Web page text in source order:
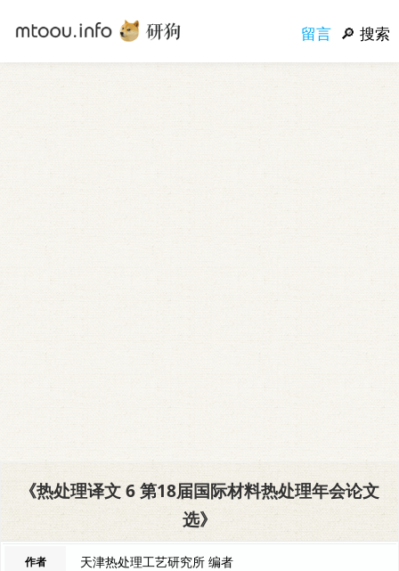
留言 搜索
《热处理译文 6 第18届国际材料热处理年会论文
选》
作者 天津热处理工艺研究所 编者